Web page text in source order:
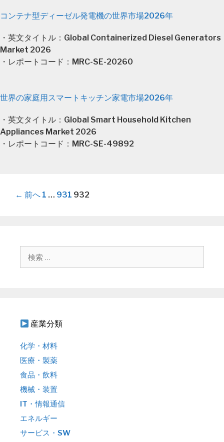
コンテナ型ディーゼル発電機の世界市場2026年
・英文タイトル：Global Containerized Diesel Generators
Market 2026
・レポートコード：MRC-SE-20260
世界の家庭用スマートキッチン家電市場2026年
・英文タイトル：Global Smart Household Kitchen
Appliances Market 2026
・レポートコード：MRC-SE-49892
投
シ
← 前へ 1 … 931 932
産業分類
化学・材料
医療・製薬
食品・飲料
機械・装置
IT・情報通信
エネルギー
サービス・SW